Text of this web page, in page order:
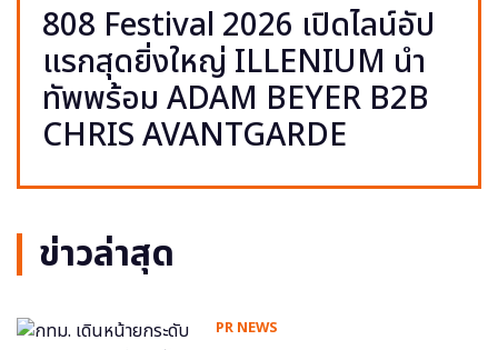
808 Festival 2026 เปิดไลน์อัป
แรกสุดยิ่งใหญ่ ILLENIUM นำ
ทัพพร้อม ADAM BEYER B2B
CHRIS AVANTGARDE
ข่าวล่าสุด
PR NEWS